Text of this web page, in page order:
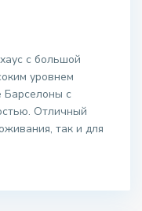
с большой
уровнем
Барселоны с
Отличный
так и для